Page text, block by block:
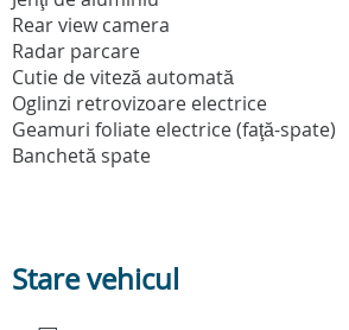
Rear view camera
Radar parcare
Cutie de viteză automată
Oglinzi retrovizoare electrice
Geamuri foliate electrice (faţă-spate)
Banchetă spate
Stare vehicul